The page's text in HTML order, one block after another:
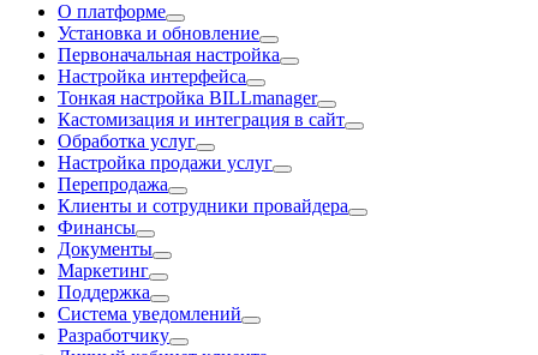
О платформе
Установка и обновление
Первоначальная настройка
Настройка интерфейса
Тонкая настройка BILLmanager
Кастомизация и интеграция в сайт
Обработка услуг
Настройка продажи услуг
Перепродажа
Клиенты и сотрудники провайдера
Финансы
Документы
Маркетинг
Поддержка
Система уведомлений
Разработчику